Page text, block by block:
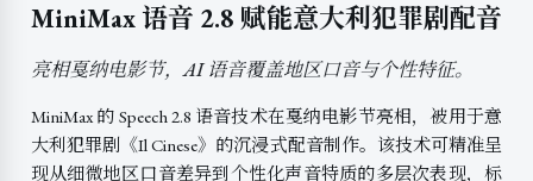
MiniMax 语音 2.8 赋能意大利犯罪剧配音
亮相戛纳电影节，AI 语音覆盖地区口音与个性特征。
MiniMax 的 Speech 2.8 语音技术在戛纳电影节亮相，被用于意
大利犯罪剧《Il Cinese》的沉浸式配音制作。该技术可精准呈
现从细微地区口音差异到个性化声音特质的多层次表现，标